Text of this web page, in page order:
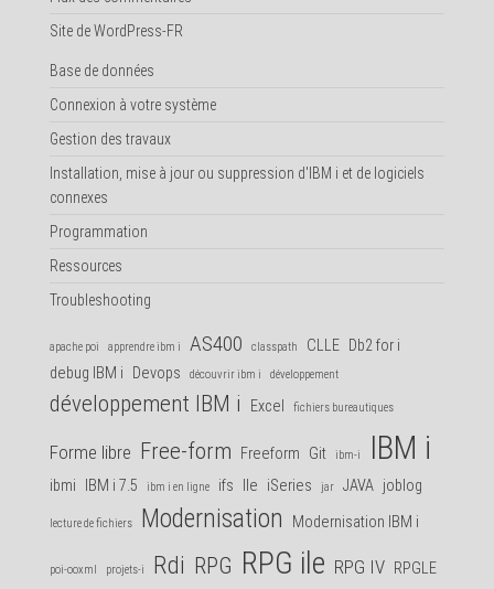
Site de WordPress-FR
Base de données
Connexion à votre système
Gestion des travaux
Installation, mise à jour ou suppression d'IBM i et de logiciels
connexes
Programmation
Ressources
Troubleshooting
apache poi apprendre ibm i AS400 classpath CLLE Db2 for i
debug IBM i
Devops découvrir ibm i développement
développement IBM i Excel fichiers bureautiques
Forme libre Free-form Freeform Git ibm-i IBM i
ibmi IBM i 7.5 ibm i en ligne ifs Ile iSeries jar JAVA joblog
lecture de fichiers Modernisation Modernisation IBM i
poi-ooxml projets-i Rdi RPG RPG ile RPG IV RPGLE